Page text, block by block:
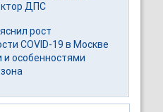
ДПС
рост
COVID-19 в Москве
и особенностями